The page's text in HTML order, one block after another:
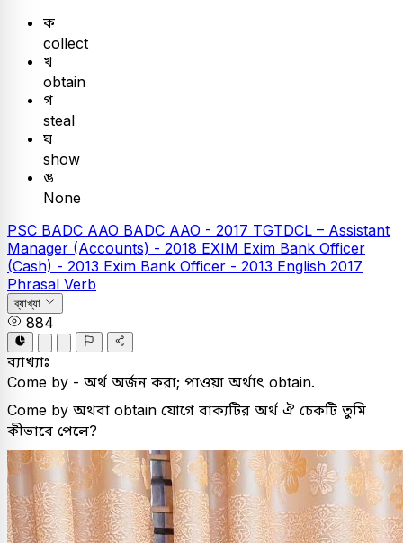
ক
collect
খ
obtain
গ
steal
ঘ
show
ঙ
None
PSC BADC AAO BADC AAO - 2017 TGTDCL – Assistant
Manager (Accounts) - 2018 EXIM Exim Bank Officer
(Cash) - 2013 Exim Bank Officer - 2013 English 2017
Phrasal Verb
ব্যাখ্যা
884
ব্যাখ্যাঃ
Come by - অর্থ অর্জন করা; পাওয়া অর্থাৎ obtain.
Come by অথবা obtain যোগে বাক্যটির অর্থ ঐ চেকটি তুমি
কীভাবে পেলে?